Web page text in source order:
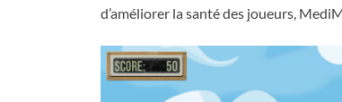
d’améliorer la santé des joueurs,